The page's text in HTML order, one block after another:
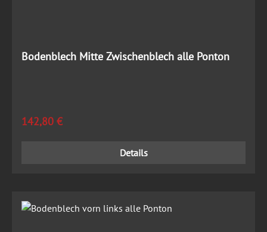
Bodenblech Mitte Zwischenblech alle Ponton
Regulärer Preis:
142,80 €
Details